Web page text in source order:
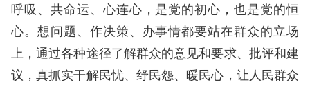
呼吸、共命运、心连心，是党的初心，也是党的恒
心。想问题、作决策、办事情都要站在群众的立场
上，通过各种途径了解群众的意见和要求、批评和建
议，真抓实干解民忧、纾民怨、暖民心，让人民群众